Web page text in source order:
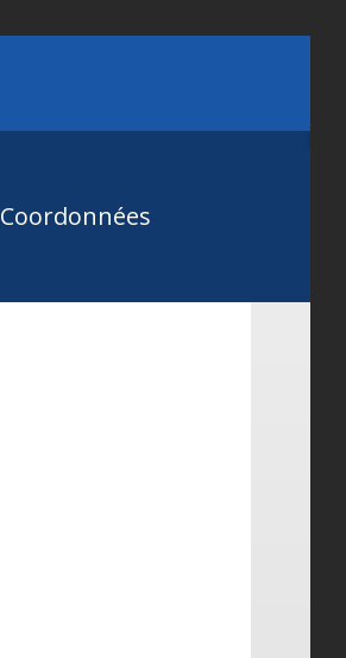
Coordonnées